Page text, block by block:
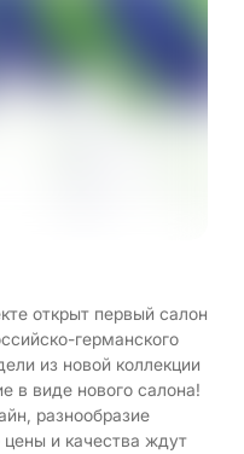
открыт первый салон
германского
из новой коллекции
в виде нового салона!
разнообразие
и качества ждут